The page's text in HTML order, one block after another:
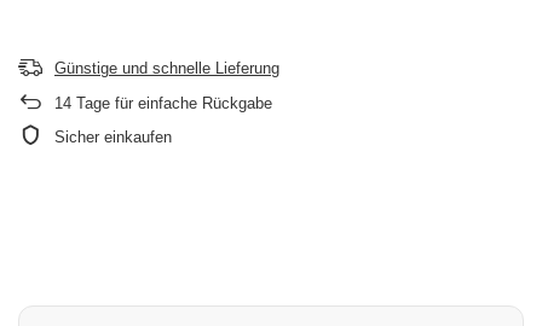
Günstige und schnelle Lieferung
14 Tage für einfache Rückgabe
Sicher einkaufen